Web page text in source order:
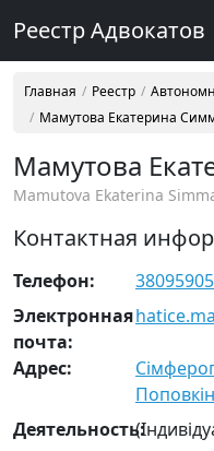
Реестр Адвокатов
Главная Реестр
Мамутова Екатерина
Мамутова
Mamutova Ekaterina
Контактная
Телефон:
Электронная
почта:
Адрес:
Деятельность: